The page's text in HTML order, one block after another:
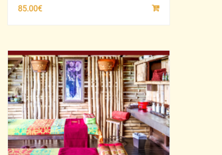
85.00€
SÉLECTIONNEZ